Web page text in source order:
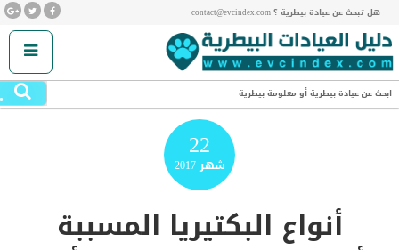
هل تبحث عن عيادة بيطرية ؟ contact@evcindex.com
ابحث عن عيادة بيطرية أو معلومة بيطرية
22
شهر2017
أنواع البكتيريا المسببة